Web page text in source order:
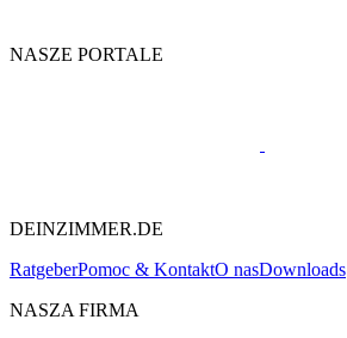
NASZE PORTALE
DEINZIMMER.DE
RatgeberPomoc & KontaktO nasDownloads
NASZA FIRMA